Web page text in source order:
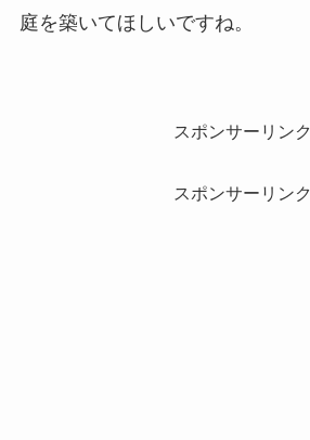
庭を築いてほしいですね。
スポンサーリンク
スポンサーリンク